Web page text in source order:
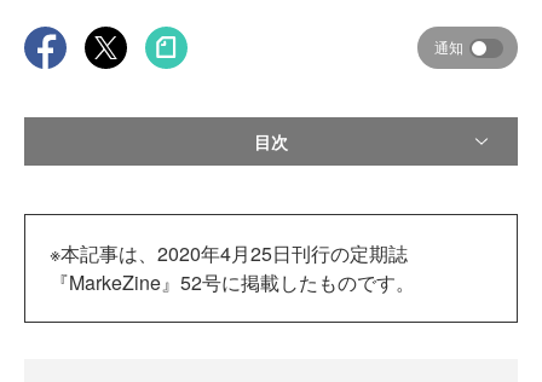
通知
目次
※本記事は、2020年4月25日刊行の定期誌
『MarkeZine』52号に掲載したものです。